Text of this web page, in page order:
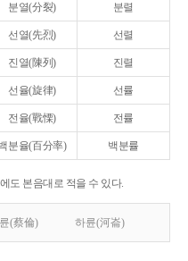
분열(分裂) 분렬
선열(先烈) 선렬
진열(陳列) 진렬
선율(旋律) 선률
전율(戰慄) 전률
분율(百分率) 백분률
도 본음대로 적을 수 있다.
(蔡倫) 하륜(河崙)